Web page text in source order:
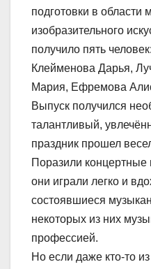
подготовки в области
изобразительного
получило пять
Клейменова Дарья,
Мария, Ефремова
Выпуск получился
талантливый,
праздник прошел
Поразили
они играли легко и
состоявшиеся
некоторых из них
профессией.
Но если даже кто-то